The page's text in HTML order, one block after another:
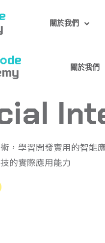
關於我們
關於我們
，學習開發實用的智能
的實際應用能力